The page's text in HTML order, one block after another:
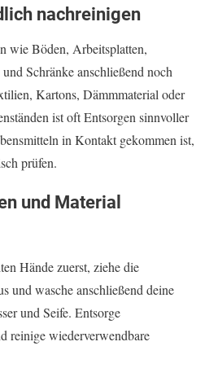
nachreinigen
wie Böden, Arbeitsplatten,
Schränke anschließend noch
Kartons, Dämmmaterial oder
ist oft Entsorgen sinnvoller
in Kontakt gekommen ist,
prüfen.
und Material
Hände zuerst, ziehe die
und wasche anschließend deine
und Seife. Entsorge
reinige wiederverwendbare